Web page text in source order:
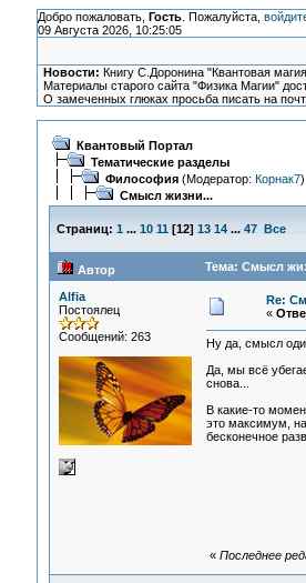
Добро пожаловать, Гость. Пожалуйста,
09 Августа 2026, 10:25:05
Новости: Книгу С.Доронина "Квантовая
Материалы старого сайта "Физика Магии"
О замеченных глюках просьба писать на
Квантовый Портал
Тематические разделы
Философия(Модератор: Корнак7)
Смысл жизни...
Страниц: 1 ... 10 11 [12] 13 14 ... 47 Все
Автор Тема: Смысл
Alfia
Постоялец
Сообщений: 263
Re:
«
Ну да, смысл
Да, мы всё
снова...
В какие-то
это максимум,
бесконечное
« Последнее